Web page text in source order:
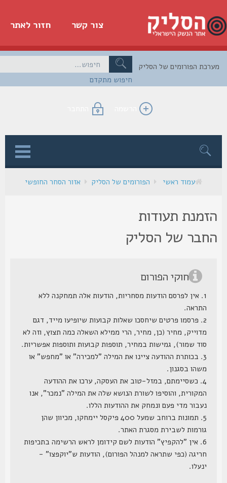
חזור לאתר צור קשר
חיפוש מתקדם
הפורומים של הסליק
הרשמה התחבר
עמוד ראשי הפורומים של הסליק אזור הסחר החופשי
תעודות
של הסליק
חוקי הפורום
1. אין לפרסם הודעות מסחריות, הודעות אלה תמחקנה ללא
התראה.
2. פרסמו פרטים שיחסכו שאלות קבועות שיופיעו מייד, דגם
מדוייק, מחיר (כן, מחיר, הרי ממילא השאלה כמה תצוץ, וזה לא
סוד שמור), גמישות במחיר, תוספות קבועות ותוספות אפשריות.
3. בכותרת ההודעה ציינו את המילה "למכירה" או "מחפש" או
משהו בסגנון.
4. כשסיימתם, במזל-טוב את העסקה, ערכו את ההודעה
המקורית, והוסיפו לשורת הנושא שלה את המילה "נמכר", אנו
נעבור מדי פעם ונמחק את ההודעות הללו.
5. תמונות ברוחב שמעל 400 פיקסל יימחקו, מכיוון שהן
גורמות לשבירת מסגרת האתר.
6. אין "להקפיץ" הודעות לשם קידומן לראש הרשימה בתכיפות
חריגה (כפי שתראה למנהל הפורום), הודעות ש"יוקפצו" -
ינעלו.